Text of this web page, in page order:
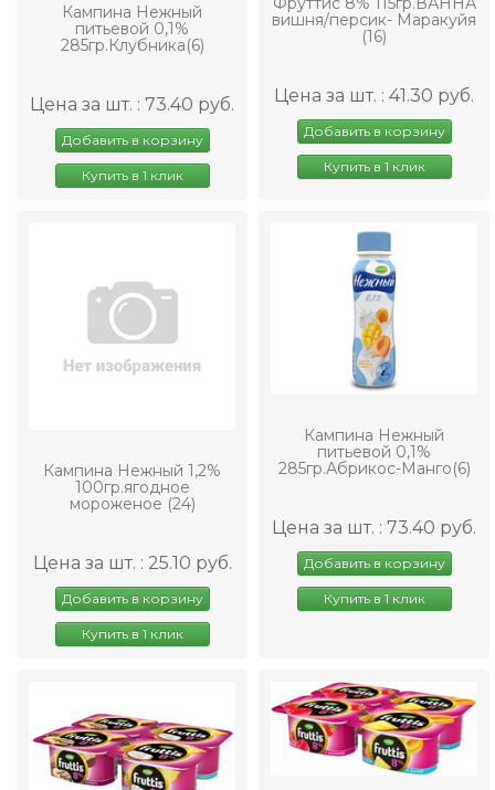
Кампина Нежный
питьевой 0,1%
285гр.Клубника(6)
Цена за шт. : 73.40 руб.
Добавить в корзину
Купить в 1 клик
вишня/персик- Маракуйя
(16)
Цена за шт. : 41.30 руб.
Добавить в корзину
Купить в 1 клик
Кампина Нежный 1,2%
100гр.ягодное
мороженое (24)
Цена за шт. : 25.10 руб.
Добавить в корзину
Купить в 1 клик
Кампина Нежный
питьевой 0,1%
285гр.Абрикос-Манго(6)
Цена за шт. : 73.40 руб.
Добавить в корзину
Купить в 1 клик